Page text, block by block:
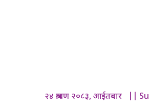
२४ श्रावण २०८३, आईतबार ||